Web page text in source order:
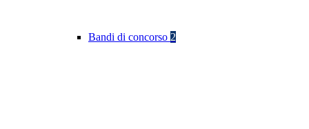
Bandi di concorso 2